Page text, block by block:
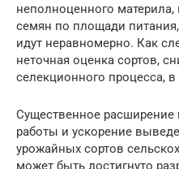
неполноценного материла,
семян по площади
идут неравномерно. Как
неточная оценка сортов,
селекционного процесса,
Существенное
работы и ускорение
урожайных сортов
может быть достигнуто